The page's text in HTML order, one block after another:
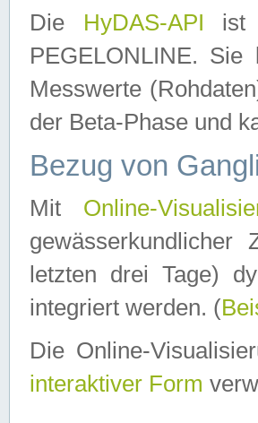
Die HyDAS-API ist
PEGELONLINE.
Messwerte
der Beta-Phase und
Bezug von
Mit Online-
gewässerkundlicher
letzten drei Tage)
integriert werden. (
Die Online-
interaktiver Form